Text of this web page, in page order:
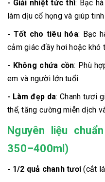
- Giải nhiệt tức thì: Bạc
làm dịu cổ họng và giúp
- Tốt cho tiêu hóa: Bạc
cảm giác đầy hơi hoặc khó
- Không chứa cồn: Phù
em và người lớn tuổi.
- Làm đẹp da: Chanh tươi
thể, tăng cường miễn dịch
Nguyên liệu
350–400ml)
- 1/2 quả chanh tươi (cắt